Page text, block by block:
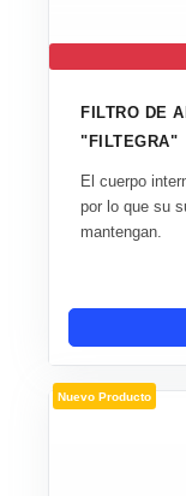
FILTRO DE
"FILTEGRA"
El cuerpo
por lo que su
mantengan.
Nuevo Producto